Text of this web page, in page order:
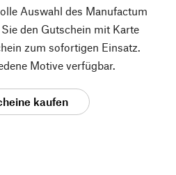
Auswahl des Manufactum
den Gutschein mit Karte
zum sofortigen Einsatz.
Motive verfügbar.
kaufen